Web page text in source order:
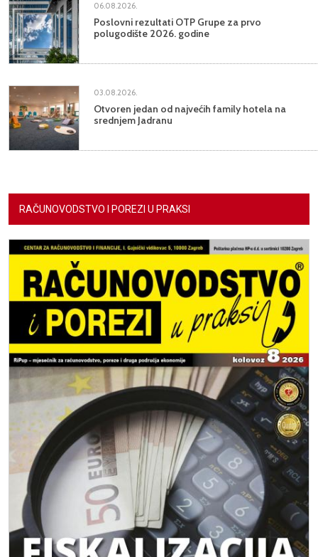
06.08.2026.
Poslovni rezultati OTP Grupe za prvo
polugodište 2026. godine
03.08.2026.
Otvoren jedan od najvećih family hotela na
srednjem Jadranu
RAČUNOVODSTVO I POREZI U PRAKSI